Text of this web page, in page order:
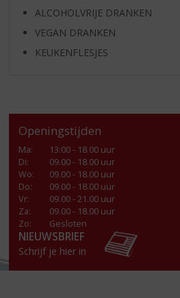
ALCOHOLVRIJE DRANKEN
VEGAN DRANKEN
KEUKENFLESJES
Openingstijden
Ma:
13:00 - 18.00 uur
Di:
09.00 - 18.00 uur
Wo:
09.00 - 18.00 uur
Do:
09.00 - 18.00 uur
Vr:
09.00 - 21.00 uur
Za:
09.00 - 18.00 uur
Zo:
Gesloten
NIEUWSBRIEF
Schrijf je hier in